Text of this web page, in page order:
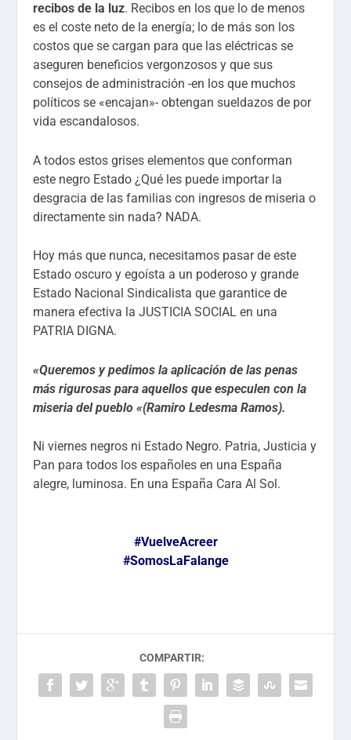
recibos de la luz. Recibos en los que lo de menos
es el coste neto de la energía; lo de más son los
costos que se cargan para que las eléctricas se
aseguren beneficios vergonzosos y que sus
consejos de administración -en los que muchos
políticos se «encajan»- obtengan sueldazos de por
vida escandalosos.
A todos estos grises elementos que conforman
este negro Estado ¿Qué les puede importar la
desgracia de las familias con ingresos de miseria o
directamente sin nada? NADA.
Hoy más que nunca, necesitamos pasar de este
Estado oscuro y egoísta a un poderoso y grande
Estado Nacional Sindicalista que garantice de
manera efectiva la JUSTICIA SOCIAL en una
PATRIA DIGNA.
«Queremos y pedimos la aplicación de las penas
más rigurosas para aquellos que especulen con la
miseria del pueblo «(Ramiro Ledesma Ramos).
Ni viernes negros ni Estado Negro. Patria, Justicia y
Pan para todos los españoles en una España
alegre, luminosa. En una España Cara Al Sol.
#VuelveAcreer
#SomosLaFalange
COMPARTIR: